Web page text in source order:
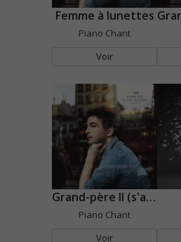
Femme à lunettes
Piano Chant
Voir
Grand-père II (s'asseoir dessus)
Piano Chant
Voir